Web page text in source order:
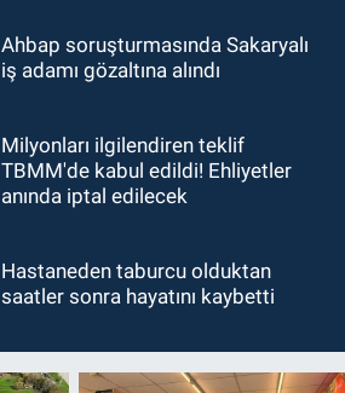
Ahbap soruşturmasında Sakaryalı
iş adamı gözaltına alındı
Milyonları ilgilendiren teklif
TBMM'de kabul edildi! Ehliyetler
anında iptal edilecek
Hastaneden taburcu olduktan
saatler sonra hayatını kaybetti